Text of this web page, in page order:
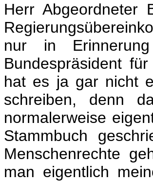
Herr Abgeordneter
nur in
Bundespräsident
hat es ja gar nicht
schreiben, denn
normalerweise
Stammbuch
Menschenrechte
man eigentlich